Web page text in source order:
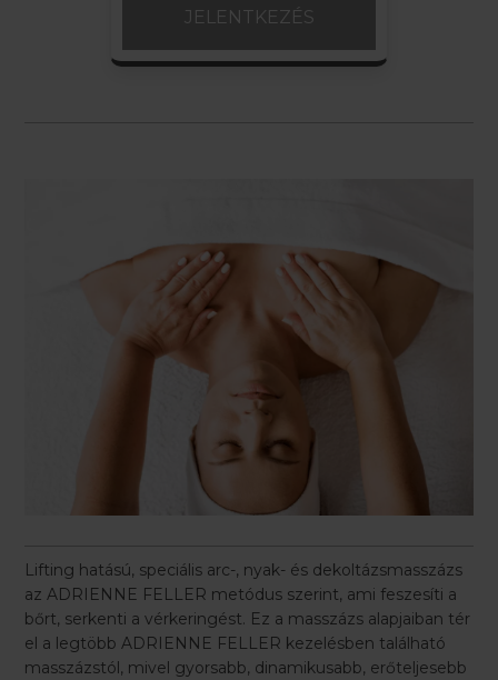
JELENTKEZÉS
Lifting hatású, speciális arc-, nyak- és dekoltázsmasszázs
az ADRIENNE FELLER metódus szerint, ami feszesíti a
bőrt, serkenti a vérkeringést. Ez a masszázs alapjaiban tér
el a legtöbb ADRIENNE FELLER kezelésben található
masszázstól, mivel gyorsabb, dinamikusabb, erőteljesebb